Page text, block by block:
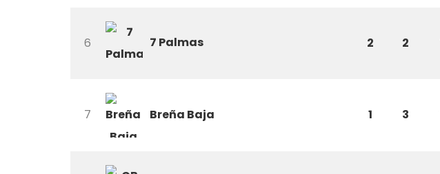
6 7 Palmas 2 2
7 Breña Baja 1 3
CONTACTO
direccion@marchadeportiva.com